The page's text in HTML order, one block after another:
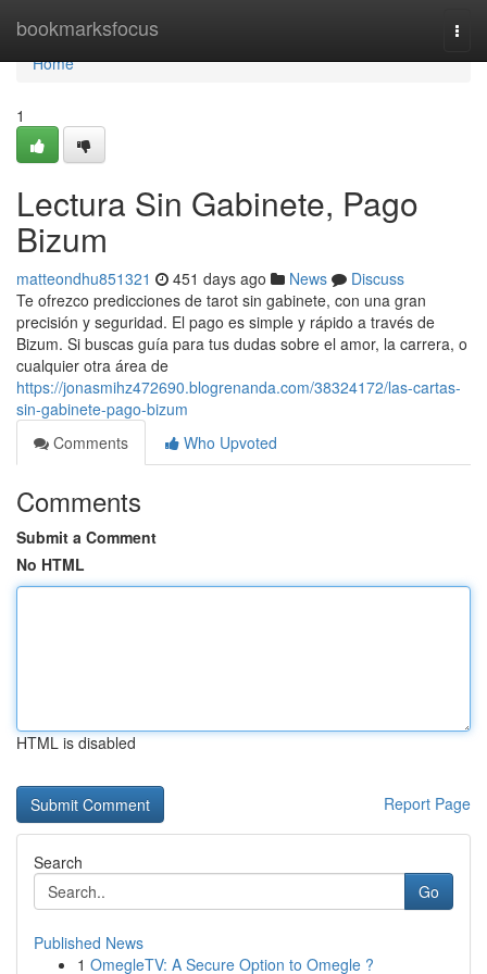
bookmarksfocus
Home
Home
1
Lectura Sin Gabinete, Pago
Bizum
matteondhu851321 451 days ago News
Discuss
Te ofrezco predicciones de tarot sin gabinete, con una gran
precisión y seguridad. El pago es simple y rápido a través de
Bizum. Si buscas guía para tus dudas sobre el amor, la carrera, o
cualquier otra área de
https://jonasmihz472690.blogrenanda.com/38324172/las-cartas-
sin-gabinete-pago-bizum
Comments
Who Upvoted
Comments
Submit a Comment
No HTML
HTML is disabled
Report Page
Search
Go
Published News
1 OmegleTV: A Secure Option to Omegle ?